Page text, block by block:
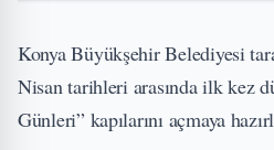
Konya Büyükşehir Belediyesi
Nisan tarihleri arasında ilk kez
Günleri” kapılarını açmaya